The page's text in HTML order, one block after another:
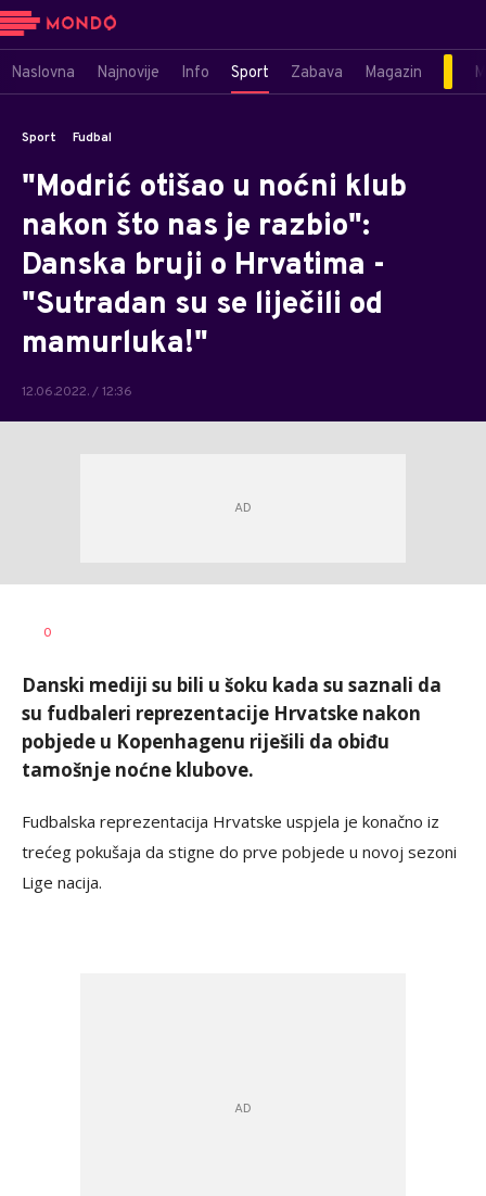
Naslovna Najnovije Info Sport Zabava Magazin
Sport Fudbal
"Modrić otišao u noćni klub
nakon što nas je razbio":
Danska bruji o Hrvatima -
"Sutradan su se liječili od
mamurluka!"
12.06.2022. / 12:36
AUTOR
0
Danski mediji su bili u šoku kada su saznali da
su fudbaleri reprezentacije Hrvatske nakon
pobjede u Kopenhagenu riješili da obiđu
tamošnje noćne klubove.
Fudbalska reprezentacija Hrvatske uspjela je konačno iz
trećeg pokušaja da stigne do prve pobjede u novoj sezoni
Lige nacija.